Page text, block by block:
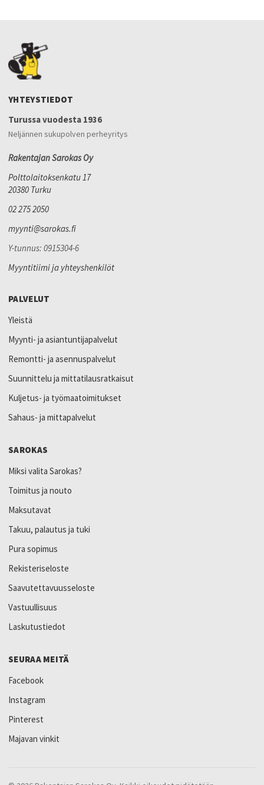
YHTEYSTIEDOT
Turussa vuodesta 1936
Neljännen sukupolven perheyritys
Rakentajan Sarokas Oy
Polttolaitoksenkatu 17
20380 Turku
02 275 2050
myynti@sarokas.fi
Y-tunnus: 0915304-6
Myyntitiimi ja yhteyshenkilöt
PALVELUT
Yleistä
Myynti- ja asiantuntijapalvelut
Remontti- ja asennuspalvelut
Suunnittelu ja mittatilausratkaisut
Kuljetus- ja työmaatoimitukset
Sahaus- ja mittapalvelut
SAROKAS
Miksi valita Sarokas?
Toimitus ja nouto
Maksutavat
Takuu, palautus ja tuki
Pura sopimus
Rekisteriseloste
Saavutettavuusseloste
Vastuullisuus
Laskutustiedot
SEURAA MEITÄ
Facebook
Instagram
Pinterest
Majavan vinkit